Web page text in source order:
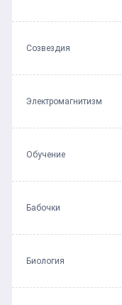
Созвездия
Электромагнитизм
Обучение
Бабочки
Биология